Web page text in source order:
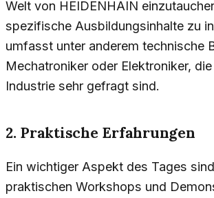
Welt von HEIDENHAIN
spezifische Ausbildungsinhalte zu
umfasst unter anderem technische
Mechatroniker oder Elektroniker,
Industrie sehr gefragt sind.
2. Praktische Erfahrungen
Ein wichtiger Aspekt des Tages
praktischen Workshops und